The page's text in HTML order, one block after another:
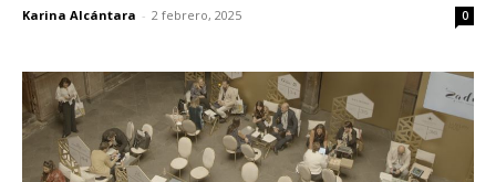
Karina Alcántara - 2 febrero, 2025 0